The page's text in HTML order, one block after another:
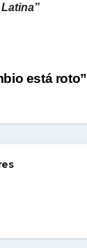
está roto”